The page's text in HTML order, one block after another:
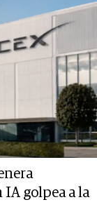
IA golpea a la